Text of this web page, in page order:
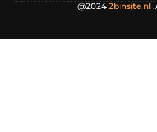
@2024 2binsite.nl